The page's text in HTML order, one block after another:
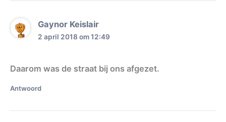
Gaynor Keislair
2 april 2018 om 12:49
Daarom was de straat bij ons afgezet.
Antwoord